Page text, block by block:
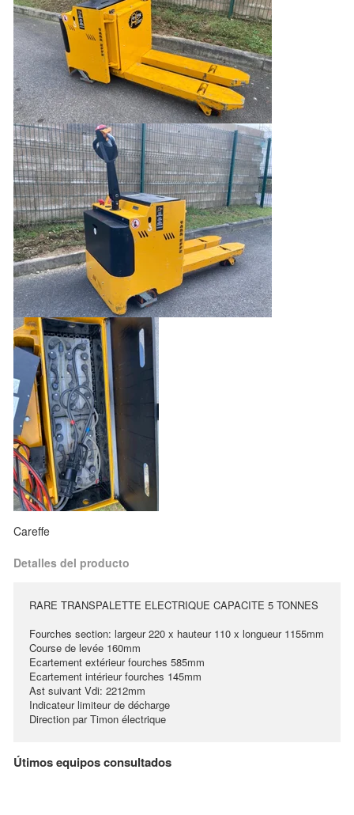
Careffe
Detalles del producto
RARE TRANSPALETTE ELECTRIQUE CAPACITE 5 TONNES
Fourches section: largeur 220 x hauteur 110 x longueur 1155mm
Course de levée 160mm
Ecartement extérieur fourches 585mm
Ecartement intérieur fourches 145mm
Ast suivant Vdi: 2212mm
Indicateur limiteur de décharge
Direction par Timon électrique
Útimos equipos consultados